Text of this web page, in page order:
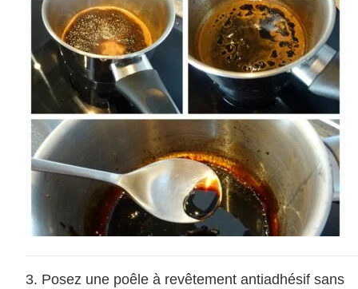
Posez une poêle à revêtement antiadhésif sans